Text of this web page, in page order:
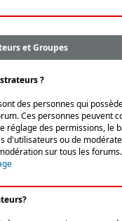
et Groupes
?
des personnes qui
Ces personnes peuvent
réglage des permissions, le
d'utilisateurs ou de
sur tous les forums.